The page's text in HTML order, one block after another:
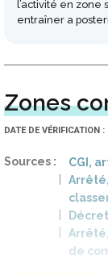
l’activité en zone
entraîner a
Zones
DATE DE VÉRIFICATION
Sources CGI,
de